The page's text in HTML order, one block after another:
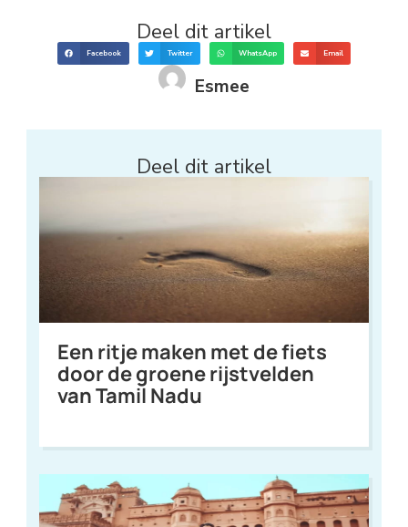
Deel dit artikel
Facebook Twitter WhatsApp Email
Esmee
Deel dit artikel
Een ritje maken met de fiets
door de groene rijstvelden
van Tamil Nadu